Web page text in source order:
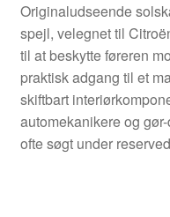
Originaludseende
spejl, velegnet til
til at beskytte føreren
praktisk adgang til et
skiftbart
automekanikere og
ofte søgt under